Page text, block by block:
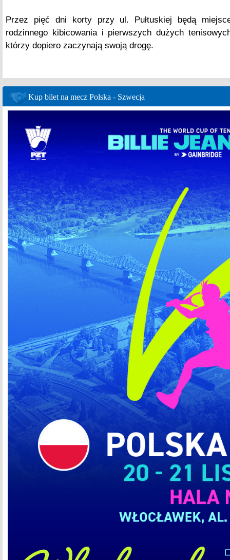
Przez pięć dni korty przy ul. Pułtuskiej będą
rodzinnego kibicowania i pierwszych dużych
którzy dopiero zaczynają swoją drogę.
Kup bilet na mecz Polska - Szwecja